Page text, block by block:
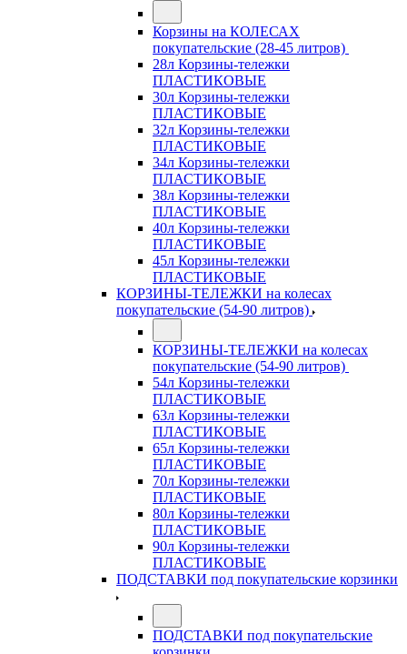
Корзины на КОЛЕСАХ
покупательские (28-45 литров)
28л Корзины-тележки
ПЛАСТИКОВЫЕ
30л Корзины-тележки
ПЛАСТИКОВЫЕ
32л Корзины-тележки
ПЛАСТИКОВЫЕ
34л Корзины-тележки
ПЛАСТИКОВЫЕ
38л Корзины-тележки
ПЛАСТИКОВЫЕ
40л Корзины-тележки
ПЛАСТИКОВЫЕ
45л Корзины-тележки
ПЛАСТИКОВЫЕ
КОРЗИНЫ-ТЕЛЕЖКИ на колесах
покупательские (54-90 литров)
КОРЗИНЫ-ТЕЛЕЖКИ на колесах
покупательские (54-90 литров)
54л Корзины-тележки
ПЛАСТИКОВЫЕ
63л Корзины-тележки
ПЛАСТИКОВЫЕ
65л Корзины-тележки
ПЛАСТИКОВЫЕ
70л Корзины-тележки
ПЛАСТИКОВЫЕ
80л Корзины-тележки
ПЛАСТИКОВЫЕ
90л Корзины-тележки
ПЛАСТИКОВЫЕ
ПОДСТАВКИ под покупательские корзинки
ПОДСТАВКИ под покупательские